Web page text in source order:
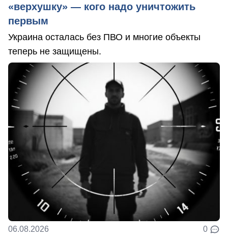
«верхушку» — кого надо уничтожить
первым
Украина осталась без ПВО и многие объекты
теперь не защищены.
06.08.2026 0